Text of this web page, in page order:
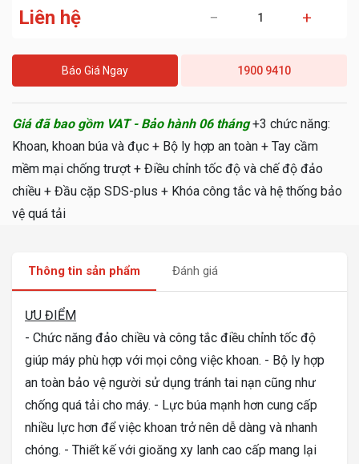
Liên hệ − +
Báo Giá Ngay 1900 9410
Giá đã bao gồm VAT - Bảo hành 06 tháng+3 chức năng:
Khoan, khoan búa và đục + Bộ ly hợp an toàn + Tay cầm
mềm mại chống trượt + Điều chỉnh tốc độ và chế độ đảo
chiều + Đầu cặp SDS-plus + Khóa công tắc và hệ thống bảo
vệ quá tải
Thông tin sản phẩm Đánh giá
ƯU ĐIỂM
- Chức năng đảo chiều và công tắc điều chỉnh tốc độ
giúp máy phù hợp với mọi công việc khoan. - Bộ ly hợp
an toàn bảo vệ người sử dụng tránh tai nạn cũng như
chống quá tải cho máy. - Lực búa mạnh hơn cung cấp
nhiều lực hơn để việc khoan trở nên dễ dàng và nhanh
chóng. - Thiết kế với gioăng xy lanh cao cấp mang lại